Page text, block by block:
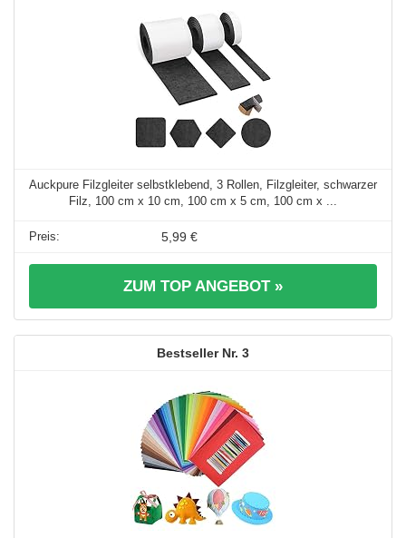
Auckpure Filzgleiter selbstklebend, 3 Rollen, Filzgleiter, schwarzer
Filz, 100 cm x 10 cm, 100 cm x 5 cm, 100 cm x ...
5,99 €
ZUM TOP ANGEBOT »
3